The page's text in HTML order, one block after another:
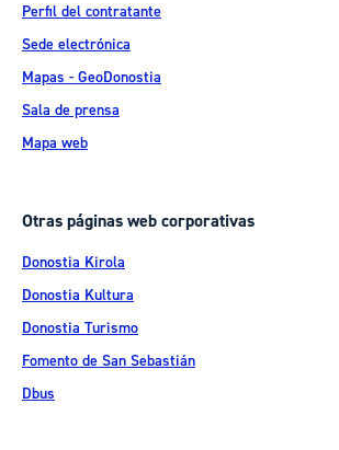
Perfil del contratante
Sede electrónica
Mapas - GeoDonostia
Sala de prensa
Mapa web
Otras páginas web corporativas
Donostia Kirola
Donostia Kultura
Donostia Turismo
Fomento de San Sebastián
Dbus